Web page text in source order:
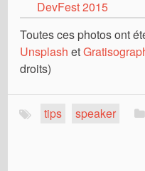
DevFest 2015
Toutes ces photos ont
Unsplash et
droits)
tips speaker